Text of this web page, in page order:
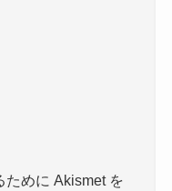
ために Akismet を